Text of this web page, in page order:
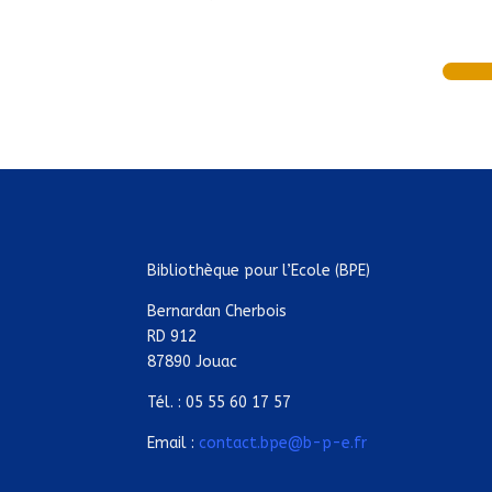
Bibliothèque pour l’Ecole (BPE)
Bernardan Cherbois
RD 912
87890 Jouac
Tél. : 05 55 60 17 57
Email : contact.bpe@b-p-e.fr